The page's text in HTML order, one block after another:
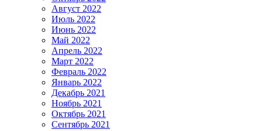
Август 2022
Июль 2022
Июнь 2022
Май 2022
Апрель 2022
Март 2022
Февраль 2022
Январь 2022
Декабрь 2021
Ноябрь 2021
Октябрь 2021
Сентябрь 2021